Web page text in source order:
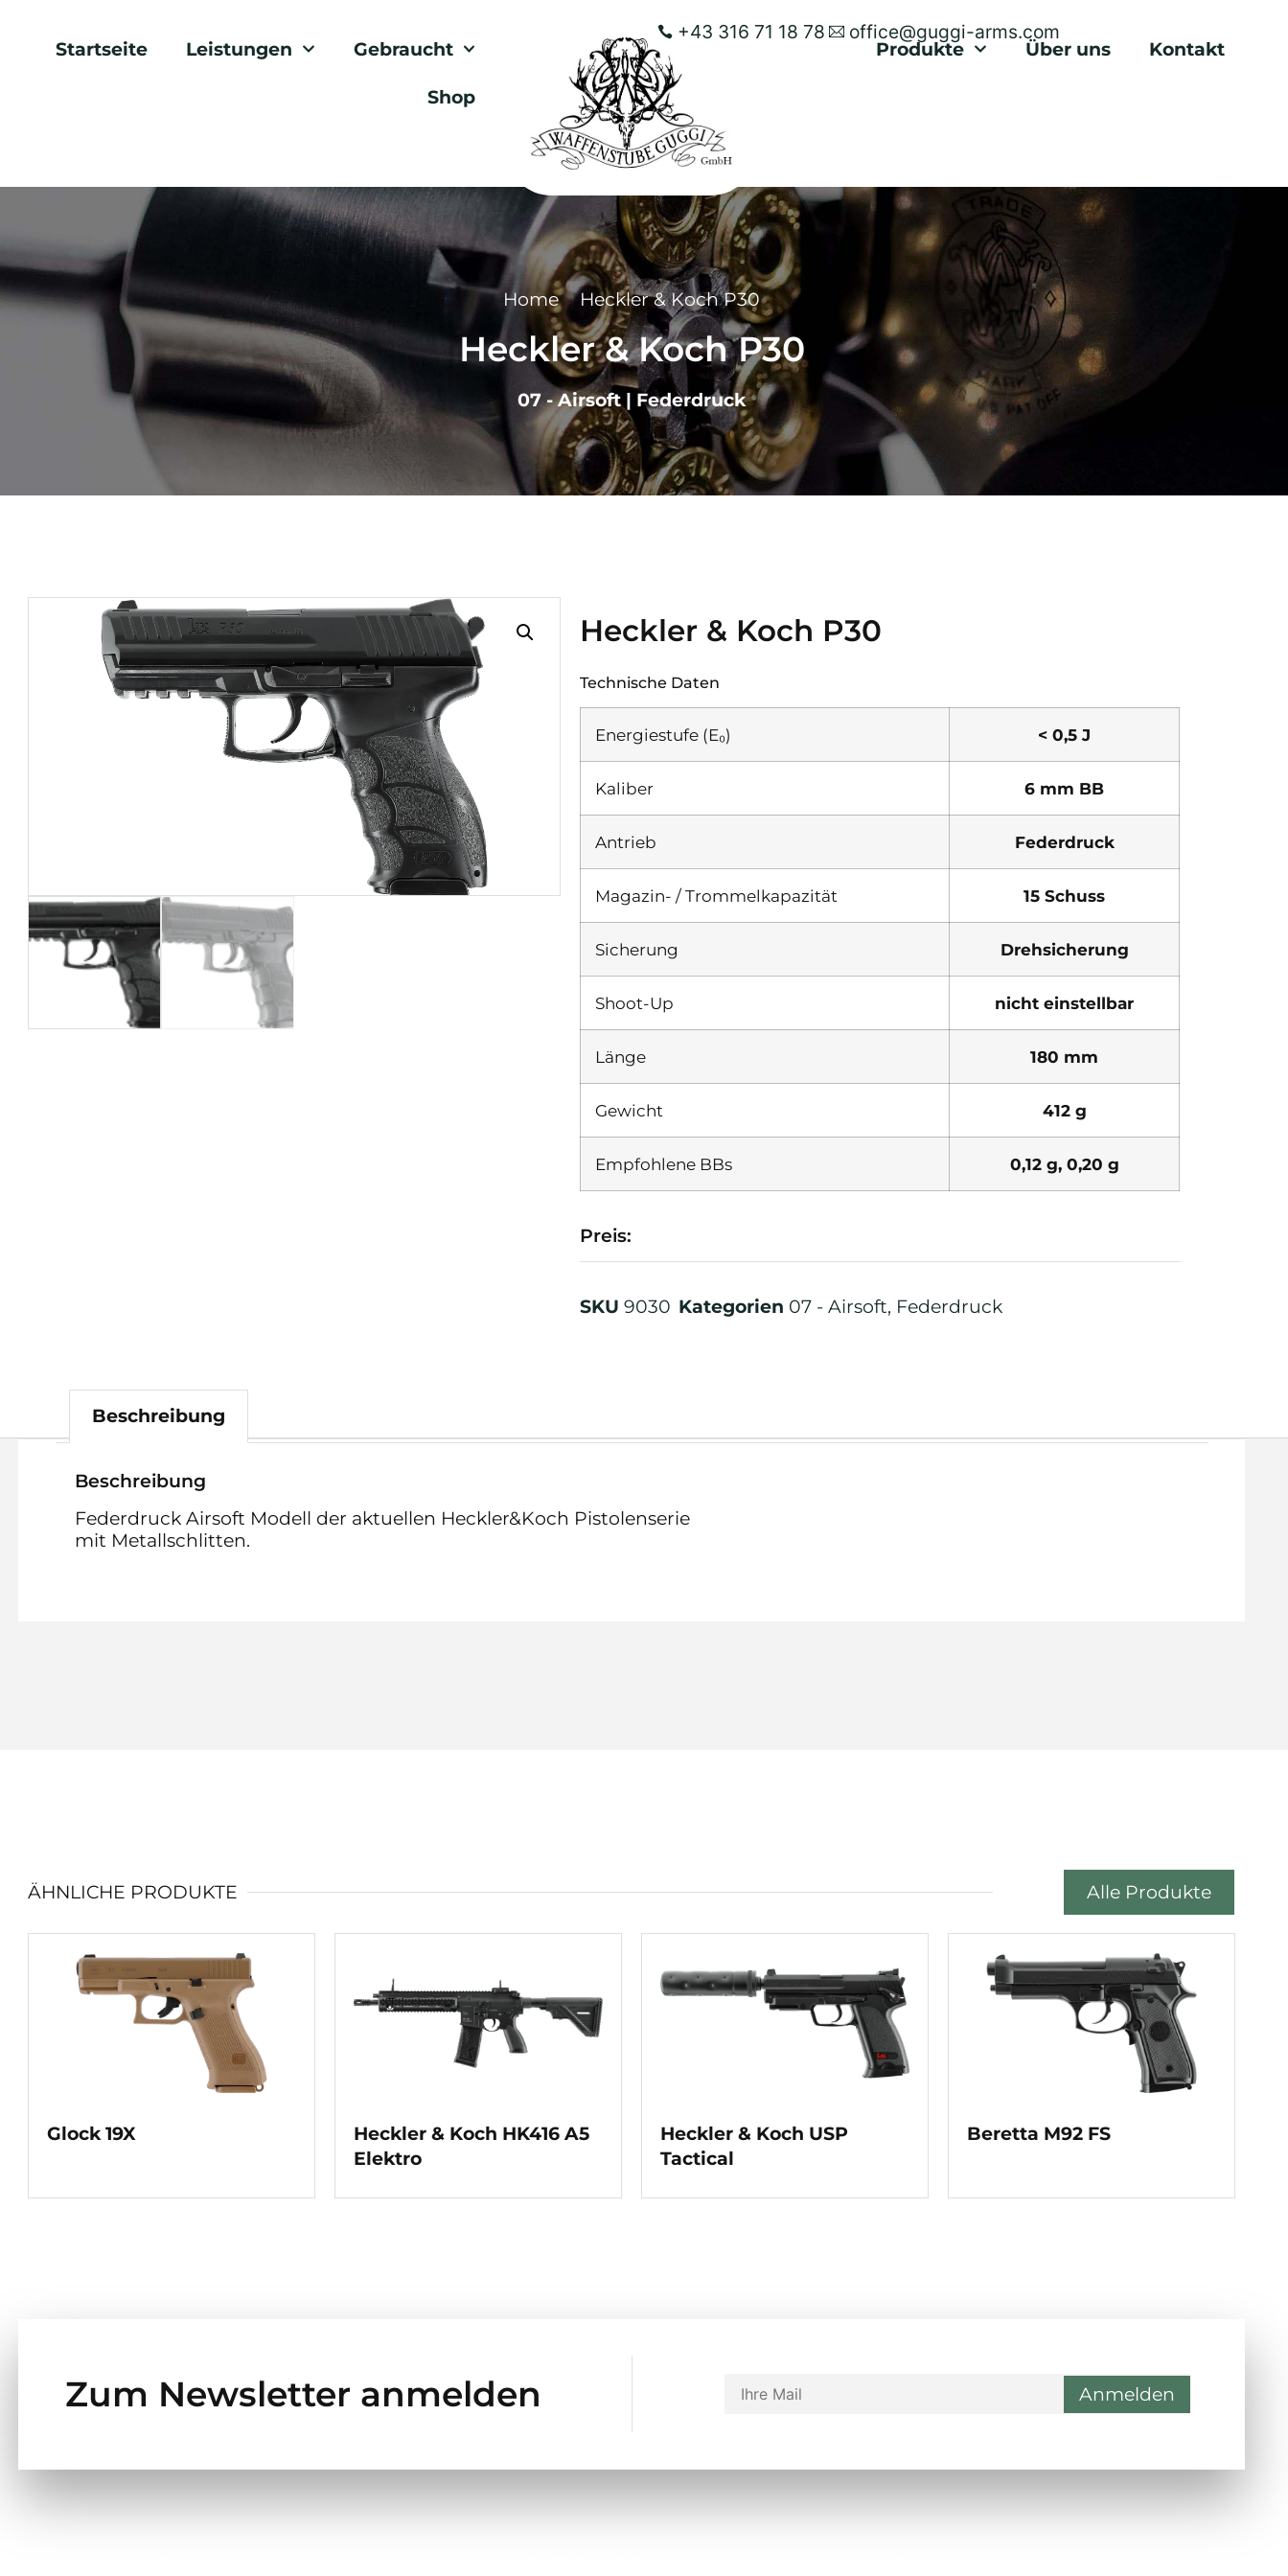
+43 316 71 18 78 office@guggi-arms.com
Startseite Leistungen Gebraucht
Shop
Produkte Über uns Kontakt
Home Heckler & Koch P30
Heckler & Koch P30
07 - Airsoft| Federdruck
Heckler & Koch P30
Technische Daten
Energiestufe (E₀) < 0,5 J
Kaliber 6 mm BB
Antrieb Federdruck
Magazin- / Trommelkapazität 15 Schuss
Sicherung Drehsicherung
Shoot-Up nicht einstellbar
Länge 180 mm
Gewicht 412 g
Empfohlene BBs 0,12 g, 0,20 g
Preis:
SKU9030 Kategorien 07 - Airsoft, Federdruck
Beschreibung
Beschreibung
Federdruck Airsoft Modell der aktuellen Heckler&Koch Pistolenserie
mit Metallschlitten.
ÄHNLICHE PRODUKTE Alle Produkte
Glock 19X
Heckler & Koch HK416 A5
Elektro
Heckler & Koch USP
Tactical
Beretta M92 FS
Zum Newsletter anmelden